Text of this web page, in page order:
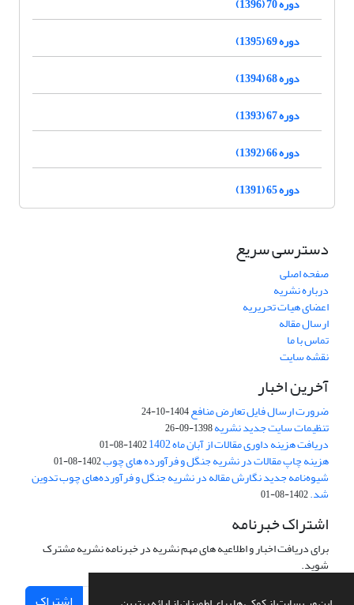
دوره 69 (1395)
دوره 68 (1394)
دوره 67 (1393)
دوره 66 (1392)
دوره 65 (1391)
دسترسی سریع
صفحه اصلی
درباره نشریه
اعضای هیات تحریریه
ارسال مقاله
تماس با ما
نقشه سایت
آخرین اخبار
ضرورت ارسال فایل تعارض منافع1404-10-24
تنظیمات سایت جدید نشریه1398-09-26
دریافت هزینه داوری مقالات از آبان ماه 1402 1402-08-01
هزینه چاپ مقالات در نشریه جنگل و فرآورده های چوب1402-08-01
شیوه‌نامه جدید نگارش مقاله در نشریه جنگل و فرآورده‌های چوب تدوین
شد.1402-08-01
اشتراک خبرنامه
برای دریافت اخبار و اطلاعیه های مهم نشریه در خبرنامه نشریه مشترک
شوید.